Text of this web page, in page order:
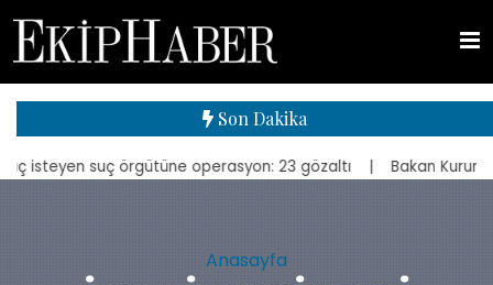
Son Dakika
örgütüne operasyon: 23 gözaltı | Bakan Kurum, yeniden inşa
Anasayfa